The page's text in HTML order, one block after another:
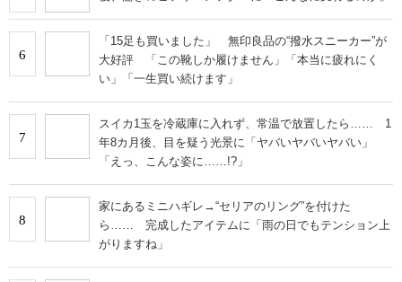
6
「15足も買いました」 無印良品の“撥水スニーカー”が
大好評 「この靴しか履けません」「本当に疲れにく
い」「一生買い続けます」
7
スイカ1玉を冷蔵庫に入れず、常温で放置したら…… 1
年8カ月後、目を疑う光景に「ヤバいヤバいヤバい」
「えっ、こんな姿に……!?」
8
家にあるミニハギレ→“セリアのリング”を付けた
ら…… 完成したアイテムに「雨の日でもテンション上
がりますね」